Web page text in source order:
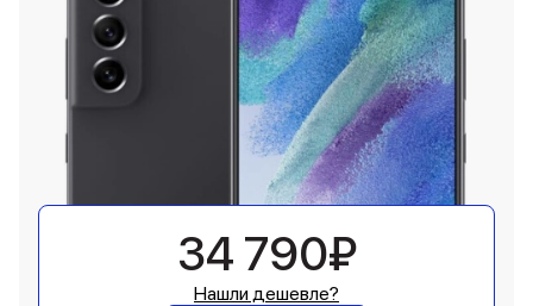
34 790₽
Нашли дешевле?